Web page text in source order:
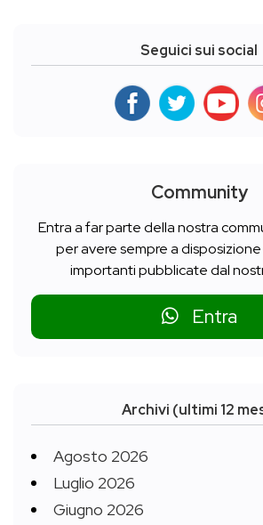
Seguici sui social
Community
Entra a far parte della nostra
per avere sempre a
importanti pubblicate dal
Entra
Archivi (ultimi 12
Agosto 2026
Luglio 2026
Giugno 2026